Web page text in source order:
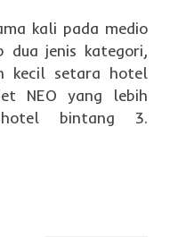
kali pada medio
dua jenis kategori,
kecil setara hotel
NEO yang lebih
bintang 3.